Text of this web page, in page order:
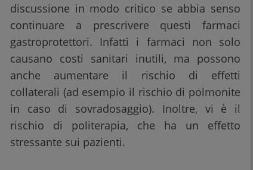
discussione in modo critico se abbia senso
continuare a prescrivere questi farmaci
gastroprotettori. Infatti i farmaci non solo
causano costi sanitari inutili, ma possono
anche aumentare il rischio di effetti
collaterali (ad esempio il rischio di polmonite
in caso di sovradosaggio). Inoltre, vi è il
rischio di politerapia, che ha un effetto
stressante sui pazienti.